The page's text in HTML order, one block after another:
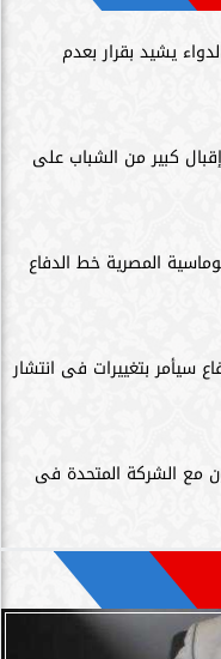
يشيد بقرار بعدم
كبير من الشباب على
المصرية خط الدفاع
سيأمر بتغييرات فى انتشار
مع الشركة المتحدة فى